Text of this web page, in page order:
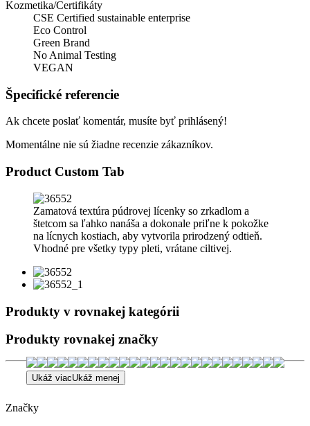
Kozmetika/Certifikáty
CSE Certified sustainable enterprise
Eco Control
Green Brand
No Animal Testing
VEGAN
Špecifické referencie
Ak chcete poslať komentár, musíte byť prihlásený!
Momentálne nie sú žiadne recenzie zákazníkov.
Product Custom Tab
Zamatová textúra púdrovej lícenky so zrkadlom a
štetcom sa ľahko nanáša a dokonale priľne k pokožke
na lícnych kostiach, aby vytvorila prirodzený odtieň.
Vhodné pre všetky typy pleti, vrátane ciltivej.
Produkty v rovnakej kategórii
Produkty rovnakej značky
Ukáž viacUkáž menej
Značky